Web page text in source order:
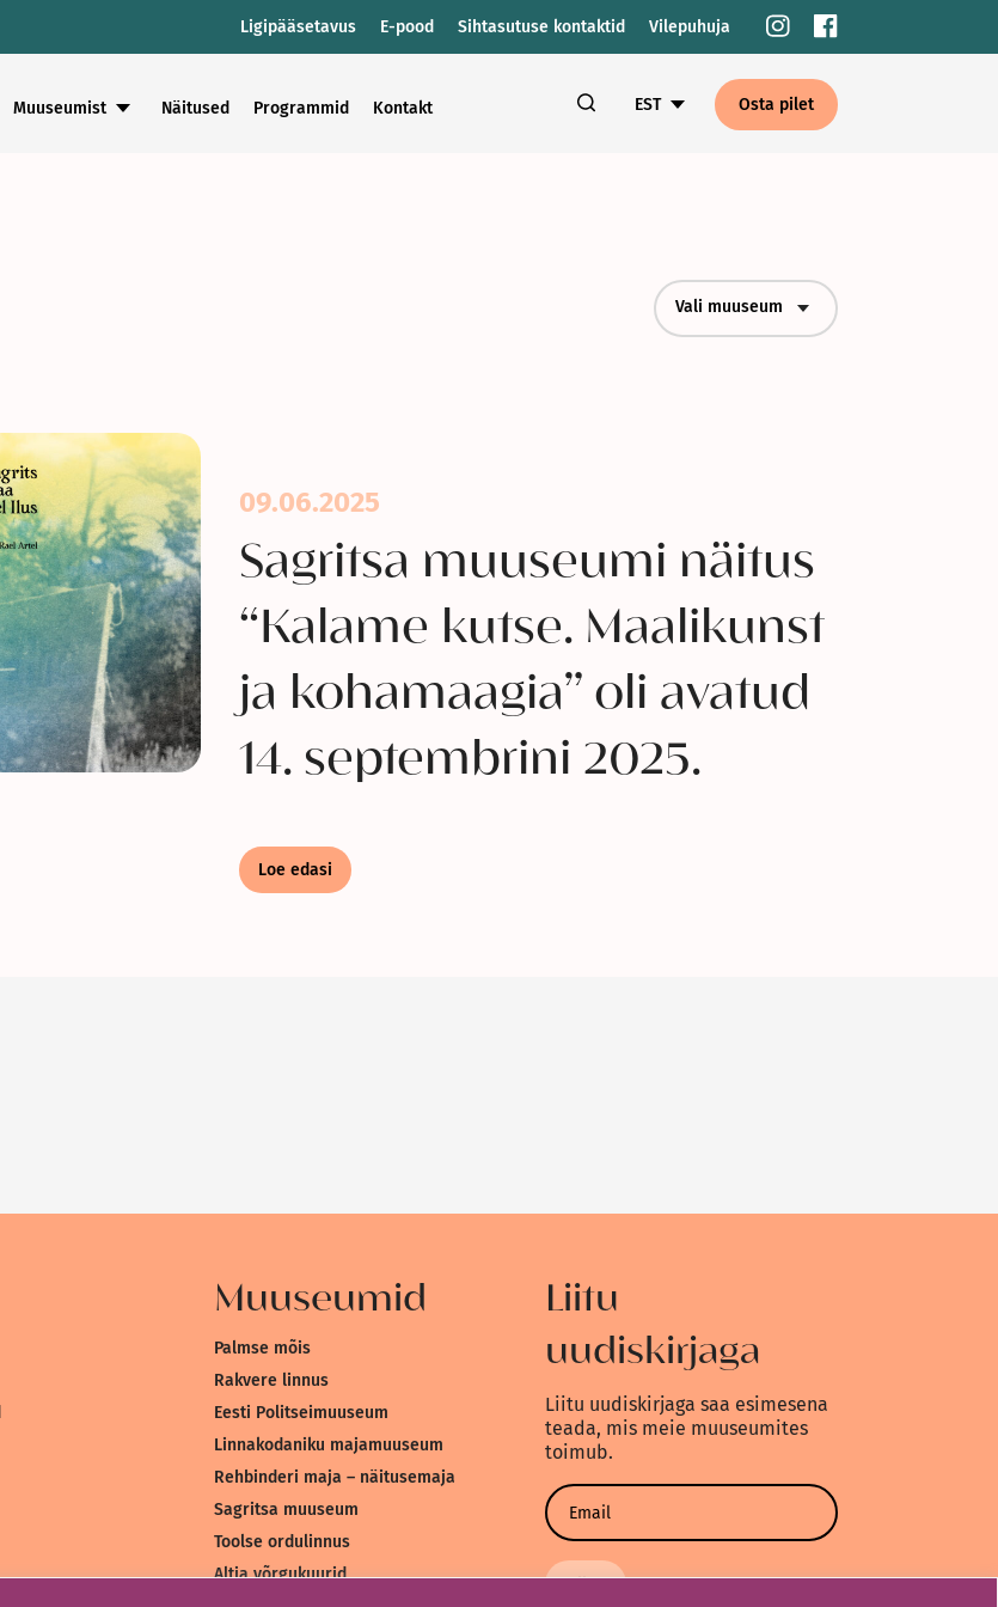
Ligipääsetavus E-pood Sihtasutuse kontaktid Vilepuhuja
Muuseumist Näitused Programmid Kontakt EST Osta pilet
Vali muuseum
09.06.2025
Sagritsa muuseumi näitus
“Kalame kutse. Maalikunst
ja kohamaagia” oli avatud
14. septembrini 2025.
Loe edasi
Muuseumid
Palmse mõis
Rakvere linnus
Eesti Politseimuuseum
Linnakodaniku majamuuseum
Rehbinderi maja – näitusemaja
Sagritsa muuseum
Toolse ordulinnus
Altja võrgukuurid
Liitu
uudiskirjaga
Liitu uudiskirjaga saa esimesena
teada, mis meie muuseumites
toimub.
Liitu